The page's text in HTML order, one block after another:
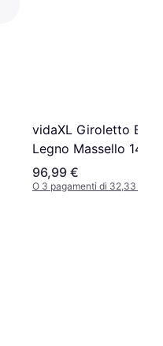
vidaXL Giroletto
Legno Massello
cm
96,99 €
O 3 pagamenti di 32,33 €